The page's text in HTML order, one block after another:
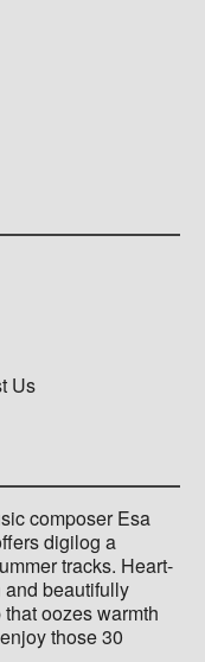
Us
composer Esa
digilog a
tracks. Heart-
beautifully
oozes warmth
those 30